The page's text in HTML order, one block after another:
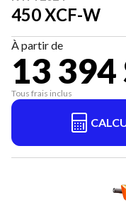
450 XCF-W
À partir de
13 394
Tous frais inclus